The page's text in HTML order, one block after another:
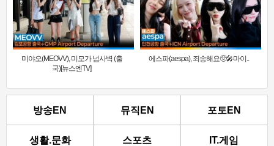
미야오(MEOVV), 미모가 넘사벽 (출
국)[뉴스엔TV]
에스파(aespa), 죄송해요🥺🎤마이..
방송EN 뮤직EN 포토EN
생활.문화 스포츠 IT.게임